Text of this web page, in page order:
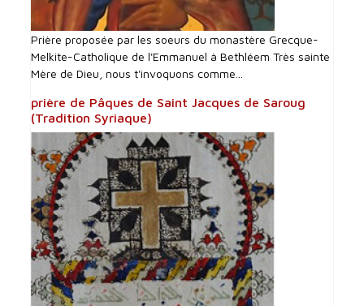
Prière proposée par les soeurs du monastère Grecque-
Melkite-Catholique de l'Emmanuel à Bethléem Très sainte
Mère de Dieu, nous t'invoquons comme...
prière de Pâques de Saint Jacques de Saroug
(Tradition Syriaque)